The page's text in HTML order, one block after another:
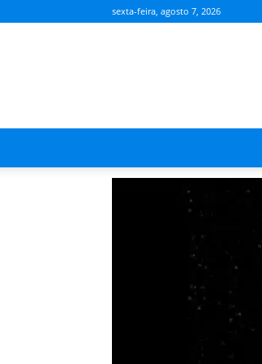
sexta-feira, agosto 7, 2026